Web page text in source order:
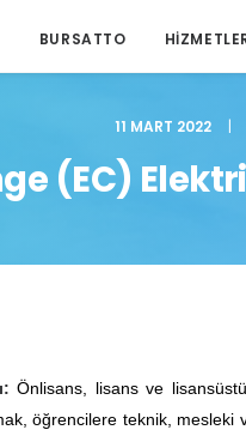
BURSATTO
11 MART 2022 |
(EC)
Önlisans, lisans ve
öğrencilere teknik, mesleki